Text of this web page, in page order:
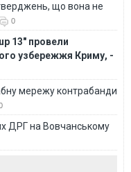
що вона не
0
13" провели
узбережжя Криму, -
мережу контрабанди
ДРГ на Вовчанському